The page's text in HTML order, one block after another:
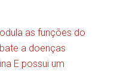
as funções do
a doenças
E possui um